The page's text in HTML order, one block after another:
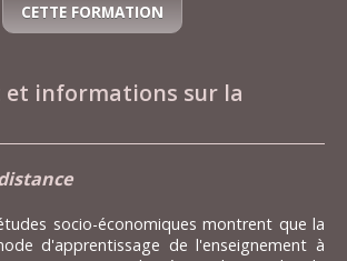
CETTE FORMATION
et informations sur la
socio-économiques montrent que la
d'apprentissage de l'enseignement à